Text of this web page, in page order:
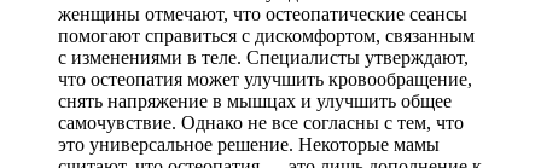
женщины отмечают, что остеопатические сеансы
помогают справиться с дискомфортом, связанным
с изменениями в теле. Специалисты утверждают,
что остеопатия может улучшить кровообращение,
снять напряжение в мышцах и улучшить общее
самочувствие. Однако не все согласны с тем, что
это универсальное решение. Некоторые мамы